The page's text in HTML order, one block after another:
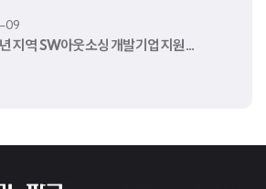
09
지역 SW아웃소싱 개발기업 지원…